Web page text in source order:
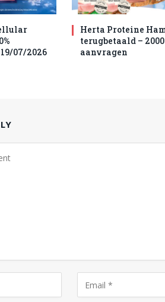
07/2026
Herta Proteine Ham
terugbetaald –
aanvragen